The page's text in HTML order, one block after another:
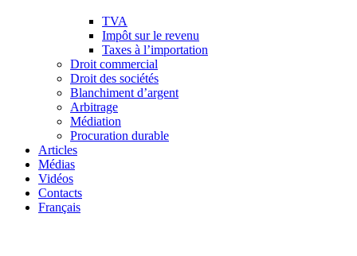
TVA
Impôt sur le revenu
Taxes à l’importation
Droit commercial
Droit des sociétés
Blanchiment d’argent
Arbitrage
Médiation
Procuration durable
Articles
Médias
Vidéos
Contacts
Français